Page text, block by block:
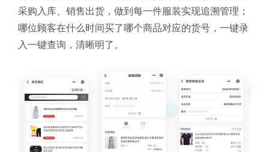
采购入库、销售出货，做到每一件服装实现追溯管理；
哪位顾客在什么时间买了哪个商品对应的货号，一键录
入一键查询，清晰明了。